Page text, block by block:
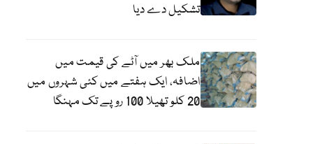
تشکیل دے دیا
ملک بھر میں آٹے کی قیمت میں
اضافہ، ایک ہفتے میں کئی شہروں میں
20 کلو تھیلا 100 روپے تک مہنگا